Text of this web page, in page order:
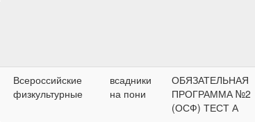
Всероссийские
физкультурные
всадники
на пони
ОБЯЗАТЕЛЬНАЯ
ПРОГРАММА №2
(ОСФ) ТЕСТ А